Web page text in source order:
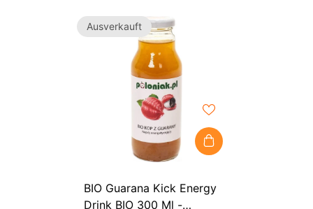
Ausverkauft
BIO Guarana Kick Energy
Drink BIO 300 Ml -